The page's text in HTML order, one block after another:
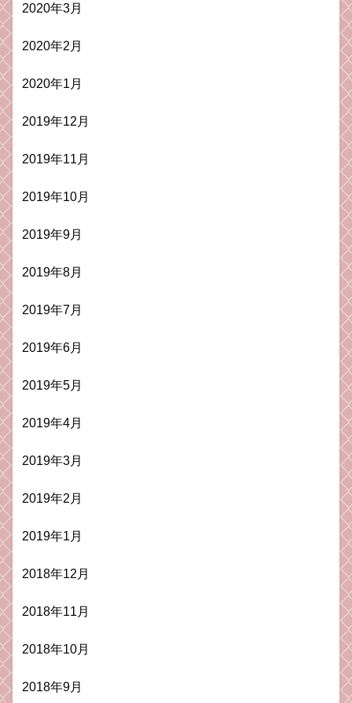
2020年3月
2020年2月
2020年1月
2019年12月
2019年11月
2019年10月
2019年9月
2019年8月
2019年7月
2019年6月
2019年5月
2019年4月
2019年3月
2019年2月
2019年1月
2018年12月
2018年11月
2018年10月
2018年9月